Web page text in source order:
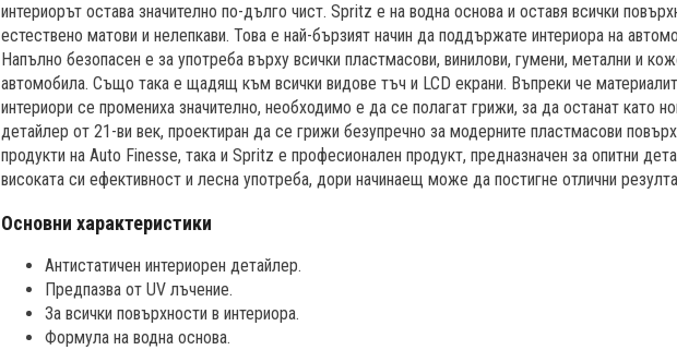
интериорът остава значително по-дълго чист. Spritz е на водна основа и оставя всички
естествено матови и нелепкави. Това е най-бързият начин да поддържате интериора на
Напълно безопасен е за употреба върху всички пластмасови, винилови, гумени, метални и
автомобила. Също така е щадящ към всички видове тъч и LCD екрани. Въпреки че
интериори се промениха значително, необходимо е да се полагат грижи, за да останат като
детайлер от 21-ви век, проектиран да се грижи безупречно за модерните пластмасови
продукти на Auto Finesse, така и Spritz е професионален продукт, предназначен за опитни
високата си ефективност и лесна употреба, дори начинаещ може да постигне отлични
Основни характеристики
Антистатичен интериорен детайлер.
Предпазва от UV лъчение.
За всички повърхности в интериора.
Формула на водна основа.